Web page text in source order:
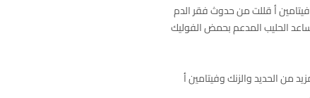
بالحديد والزنك وفيتامين أ قللت من حدوث فقر الدم
أجريت في باكستان، ساعد الحليب المدعم بحمض الفوليك
من الحديد والزنك وفيتامين أ